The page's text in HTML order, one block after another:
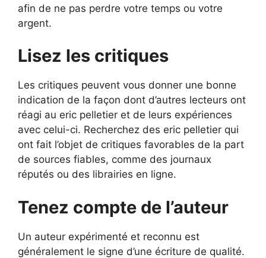
afin de ne pas perdre votre temps ou votre
argent.
Lisez les critiques
Les critiques peuvent vous donner une bonne
indication de la façon dont d’autres lecteurs ont
réagi au eric pelletier et de leurs expériences
avec celui-ci. Recherchez des eric pelletier qui
ont fait l’objet de critiques favorables de la part
de sources fiables, comme des journaux
réputés ou des librairies en ligne.
Tenez compte de l’auteur
Un auteur expérimenté et reconnu est
généralement le signe d’une écriture de qualité.